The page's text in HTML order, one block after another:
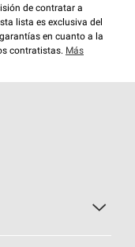
de contratar a
lista es exclusiva del
en cuanto a la
contratistas. Más